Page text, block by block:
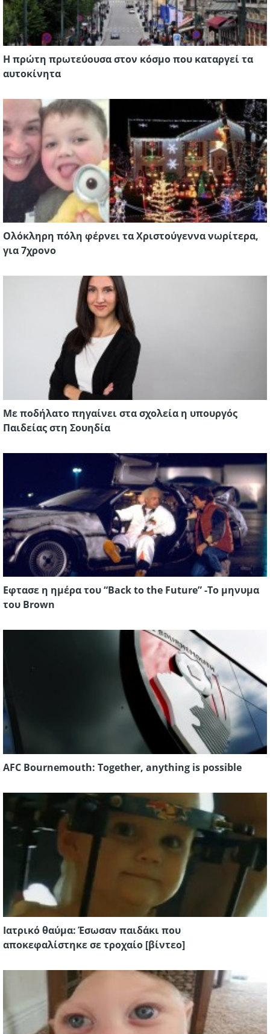
Η πρώτη πρωτεύουσα στον κόσμο που καταργεί τα
αυτοκίνητα
Ολόκληρη πόλη φέρνει τα Χριστούγεννα νωρίτερα,
για 7χρονο
Με ποδήλατο πηγαίνει στα σχολεία η υπουργός
Παιδείας στη Σουηδία
Εφτασε η ημέρα του “Back to the Future” -Το μηνυμα
του Brown
AFC Bournemouth: Together, anything is possible
Ιατρικό θαύμα: Έσωσαν παιδάκι που
αποκεφαλίστηκε σε τροχαίο [βίντεο]